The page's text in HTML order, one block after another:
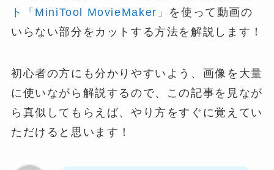
ト「MiniTool MovieMaker」 を使って動画の
いらない部分をカットする方法を解説します！
初心者の方にも分かりやすいよう、画像を大量
に使いながら解説するので、この記事を見なが
ら真似してもらえば、やり方をすぐに覚えてい
ただけると思います！